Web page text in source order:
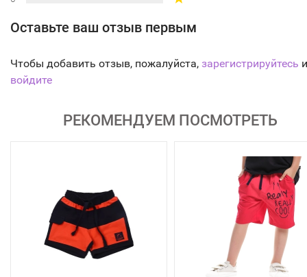
Оставьте ваш отзыв первым
Чтобы добавить отзыв, пожалуйста, зарегистрируйтесь
войдите
РЕКОМЕНДУЕМ ПОСМОТРЕТЬ